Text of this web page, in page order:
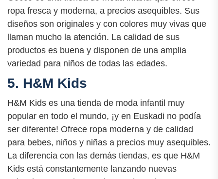
ropa fresca y moderna, a precios asequibles. Sus
diseños son originales y con colores muy vivas que
llaman mucho la atención. La calidad de sus
productos es buena y disponen de una amplia
variedad para niños de todas las edades.
5. H&M Kids
H&M Kids es una tienda de moda infantil muy
popular en todo el mundo, ¡y en Euskadi no podía
ser diferente! Ofrece ropa moderna y de calidad
para bebes, niños y niñas a precios muy asequibles.
La diferencia con las demás tiendas, es que H&M
Kids está constantemente lanzando nuevas